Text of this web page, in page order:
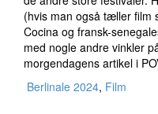
(hvis man også tæller film
Cocina og fransk-
med nogle andre vinkler
morgendagens artikel i
Berlinale 2024, Film